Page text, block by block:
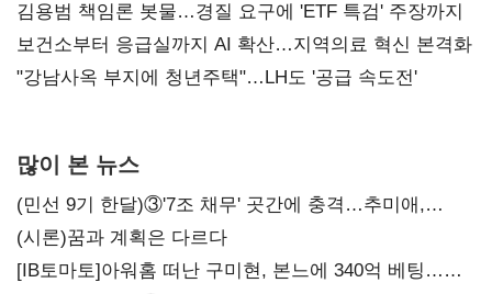
김용범 책임론 봇물…경질 요구에 'ETF 특검' 주장까지
보건소부터 응급실까지 AI 확산…지역의료 혁신 본격화
"강남사옥 부지에 청년주택"…LH도 '공급 속도전'
많이 본 뉴스
(민선 9기 한달)③'7조 채무' 곳간에 충격…추미애,
20년만에 '비상재정' 선언 승부수
(시론)꿈과 계획은 다르다
[IB토마토]아워홈 떠난 구미현, 본느에 340억 베팅…